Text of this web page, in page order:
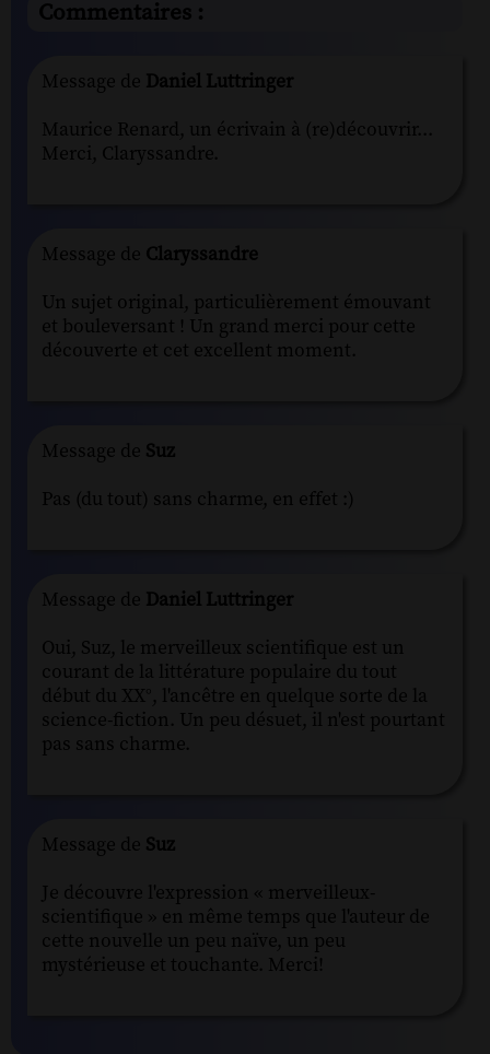
Commentaires :
Message de Daniel Luttringer
Maurice Renard, un écrivain à (re)découvrir...
Merci, Claryssandre.
Message de Claryssandre
Un sujet original, particulièrement émouvant
et bouleversant ! Un grand merci pour cette
découverte et cet excellent moment.
Message de Suz
Pas (du tout) sans charme, en effet :)
Message de Daniel Luttringer
Oui, Suz, le merveilleux scientifique est un
courant de la littérature populaire du tout
début du XX°, l'ancêtre en quelque sorte de la
science-fiction. Un peu désuet, il n'est pourtant
pas sans charme.
Message de Suz
Je découvre l'expression « merveilleux-
scientifique » en même temps que l'auteur de
cette nouvelle un peu naïve, un peu
mystérieuse et touchante. Merci!